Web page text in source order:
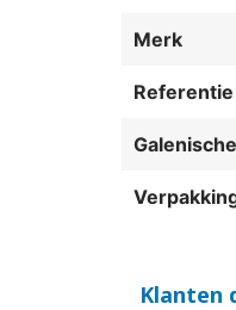
Merk
Referentie
Klanten